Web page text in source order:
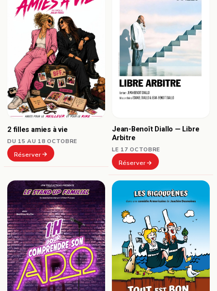
2 filles amies à vie
DU 15 AU 18 OCTOBRE
Réserver
Jean-Benoît Diallo — Libre
Arbitre
LE 17 OCTOBRE
Réserver